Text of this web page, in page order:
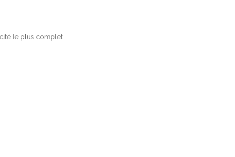
le plus complet.